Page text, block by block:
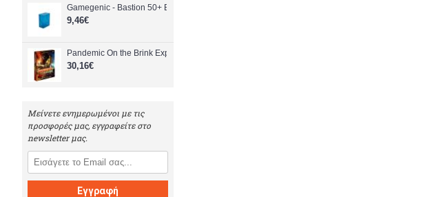
Gamegenic - Bastion 50+ Blue (GGS22020ML) - Toys
9,46€
Pandemic On the Brink Expansion - Toys
30,16€
Μείνετε ενημερωμένοι με τις
προσφορές μας, εγγραφείτε στο
newsletter μας.
Εγγραφή